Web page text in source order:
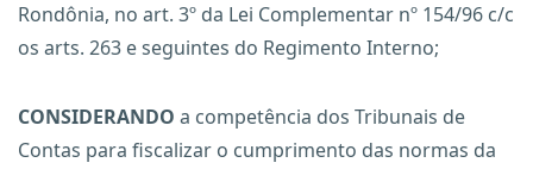
Rondônia, no art. 3º da Lei Complementar nº 154/96 c/c
os arts. 263 e seguintes do Regimento Interno;
CONSIDERANDO a competência dos Tribunais de
Contas para fiscalizar o cumprimento das normas da